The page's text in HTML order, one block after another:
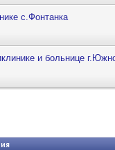
с.Фонтанка
и больнице